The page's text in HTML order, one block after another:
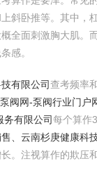
斜卧推等。其中，
全面刺激胸大肌。
感。
有限公司查考频率
阀网-泵阀行业门户
务有限公司每个算作
、云南杉庚健康科
。注视算作的欺压